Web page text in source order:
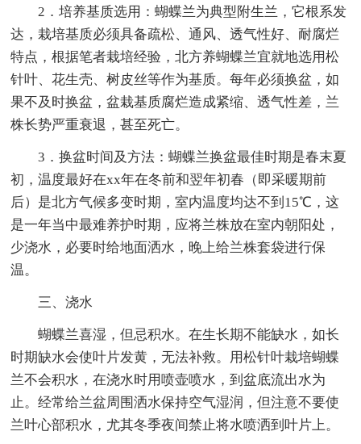
2．培养基质选用：蝴蝶兰为典型附生兰，它根系发
达，栽培基质必须具备疏松、通风、透气性好、耐腐烂
特点，根据笔者栽培经验，北方养蝴蝶兰宜就地选用松
针叶、花生壳、树皮丝等作为基质。每年必须换盆，如
果不及时换盆，盆栽基质腐烂造成紧缩、透气性差，兰
株长势严重衰退，甚至死亡。
3．换盆时间及方法：蝴蝶兰换盆最佳时期是春末夏
初，温度最好在xx年在冬前和翌年初春（即采暖期前
后）是北方气候多变时期，室内温度均达不到15℃，这
是一年当中最难养护时期，应将兰株放在室内朝阳处，
少浇水，必要时给地面洒水，晚上给兰株套袋进行保
温。
三、浇水
蝴蝶兰喜湿，但忌积水。在生长期不能缺水，如长
时期缺水会使叶片发黄，无法补救。用松针叶栽培蝴蝶
兰不会积水，在浇水时用喷壶喷水，到盆底流出水为
止。经常给兰盆周围洒水保持空气湿润，但注意不要使
兰叶心部积水，尤其冬季夜间禁止将水喷洒到叶片上。